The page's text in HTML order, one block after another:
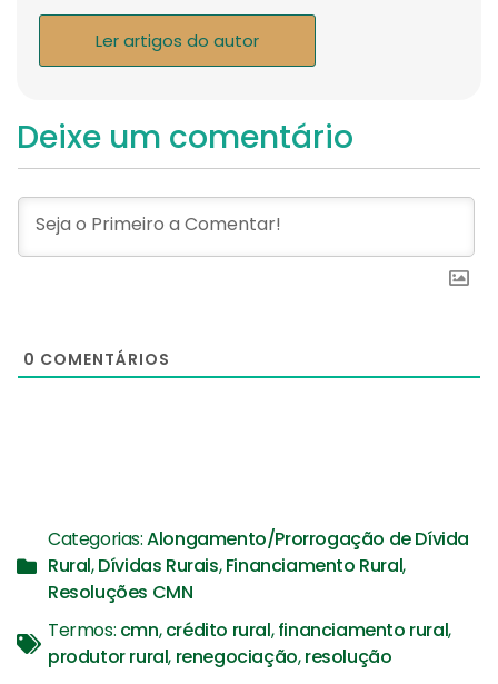
Ler artigos do autor
Deixe um comentário
0 COMENTÁRIOS
Categorias:Alongamento/Prorrogação de Dívida
Rural,Dívidas Rurais,Financiamento Rural,
Resoluções CMN
Termos: cmn,crédito rural,financiamento rural,
produtor rural, renegociação,resolução